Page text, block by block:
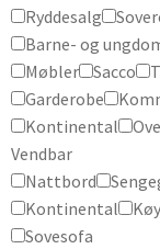
Ryddesalg
Barne- og
Møbler
Sacco
Garderobe
Kontinental
Vendbar
Nattbord
Kontinental
Sovesofa